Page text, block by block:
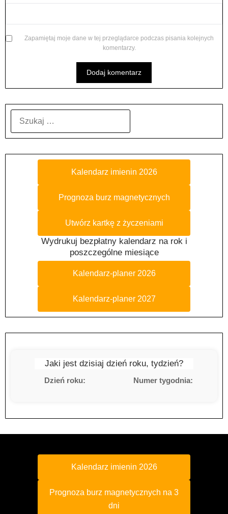
Zapamiętaj moje dane w tej przeglądarce podczas pisania kolejnych
komentarzy.
Kalendarz imienin 2026
Prognoza burz magnetycznych
Utwórz kartkę z życzeniami
Wydrukuj bezpłatny kalendarz na rok i
poszczególne miesiące
Kalendarz-planer 2026
Kalendarz-planer 2027
Jaki jest dzisiaj dzień roku, tydzień?
Dzień roku: Numer tygodnia:
Kalendarz imienin 2026
Prognoza burz magnetycznych na 3
dni